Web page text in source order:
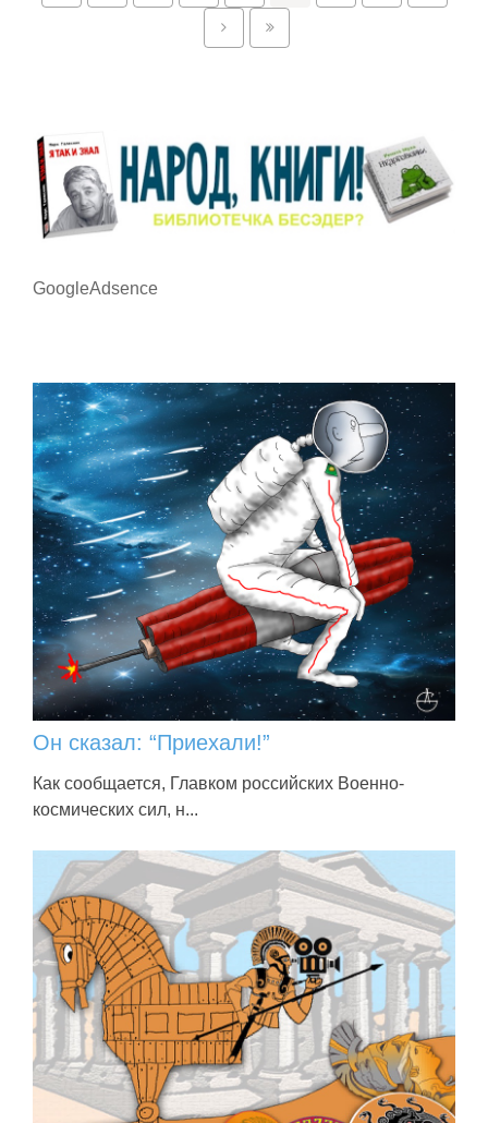
GoogleAdsence
Он сказал: “Приехали!”
Как сообщается, Главком российских Военно-
космических сил, н...